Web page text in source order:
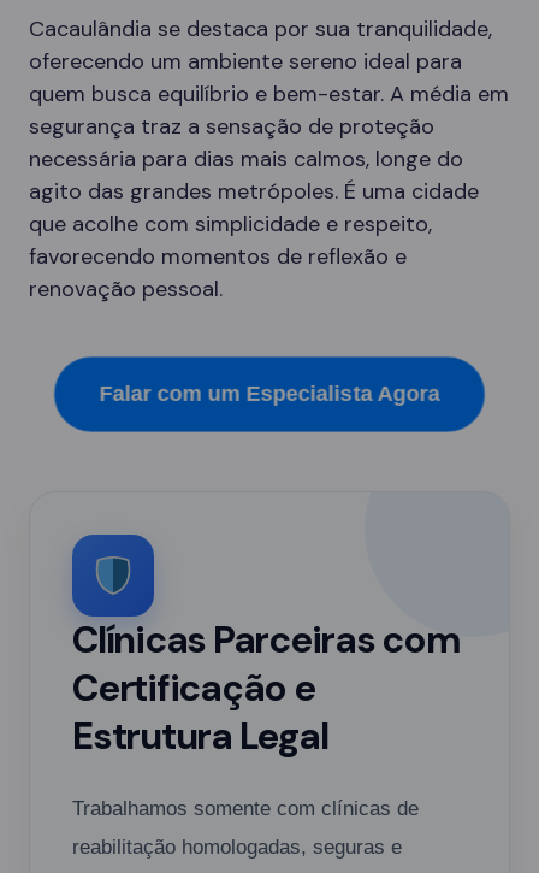
Cacaulândia se destaca por sua tranquilidade,
oferecendo um ambiente sereno ideal para
quem busca equilíbrio e bem-estar. A média em
segurança traz a sensação de proteção
necessária para dias mais calmos, longe do
agito das grandes metrópoles. É uma cidade
que acolhe com simplicidade e respeito,
favorecendo momentos de reflexão e
renovação pessoal.
Falar com um Especialista Agora
Clínicas Parceiras com
Certificação e
Estrutura Legal
Trabalhamos somente com clínicas de
reabilitação homologadas, seguras e